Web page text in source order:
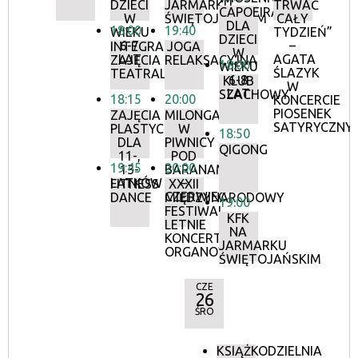
DZIECI
W
WIEKU
6-7
LAT
18:00
INTEGRACYJNE
ZAJĘCIA
TEATRALNE
18:15
ZAJĘCIA
PLASTYCZNE
DLA
11-,
13-
LATKÓW
19:45
FITNESS
DANCE
JARMARKU
ŚWIĘTOJAŃSKIM
19:40
JOGA
RELAKSACYJNA
20:00
MILONGA
W
PIWNICY
POD
BARANAMI
–
CZERWIEC
20:00
XXXII
MIĘDZYNARODOWY
FESTIWAL
LETNIE
KONCERTY
ORGANOWE
CAPOEIRA
DLA
DZIECI
W
WIEKU
6-8
LAT
18:00
KLUB
SZACHOWY
18:50
QIGONG
19:00
KFK
NA
JARMARKU
ŚWIĘTOJAŃSKIM
TRWAĆ
CAŁY
TYDZIEŃ”
–
AGATA
ŚLAZYK
W
KONCERCIE
PIOSENEK
CZE
26
ŚRO
KSIĄŻKODZIELNIA